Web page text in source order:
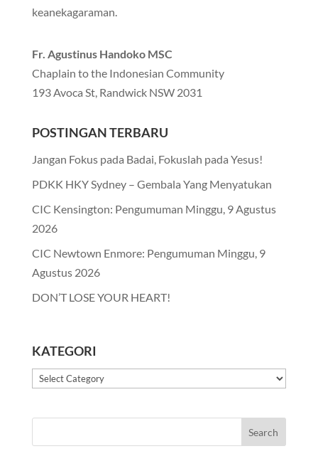
keanekagaraman.
Fr. Agustinus Handoko MSC
Chaplain to the Indonesian Community
193 Avoca St, Randwick NSW 2031
POSTINGAN TERBARU
Jangan Fokus pada Badai, Fokuslah pada Yesus!
PDKK HKY Sydney – Gembala Yang Menyatukan
CIC Kensington: Pengumuman Minggu, 9 Agustus
2026
CIC Newtown Enmore: Pengumuman Minggu, 9
Agustus 2026
DON’T LOSE YOUR HEART!
KATEGORI
Kategori